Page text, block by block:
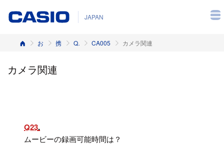
JAPAN
ホーム お客様サポート 携帯電話 Q&A（よくある質問と答え） CA005 カメラ関連
カメラ関連
Q23
ムービーの録画可能時間は？